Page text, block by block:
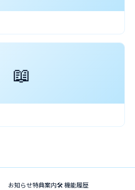
📖
お知らせ特典案内🛠 機能履歴